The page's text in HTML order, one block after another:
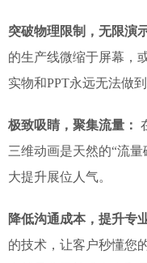
突破物理限制，无限演
的生产线微缩于屏幕，
实物和PPT永远无法做到
极致吸睛，聚集流量：
三维动画是天然的“流
大提升展位人气。
降低沟通成本，提升专
的技术，让客户秒懂您